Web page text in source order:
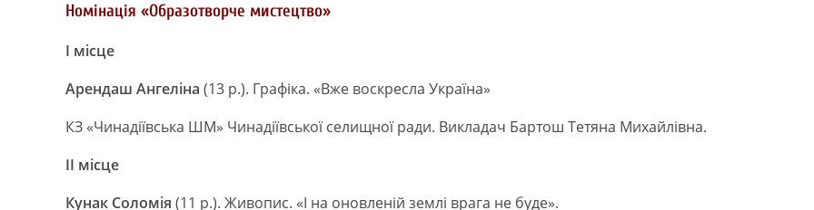
Номінація «Образотворче мистецтво»
І місце
Арендаш Ангеліна (13 р.). Графіка. «Вже воскресла Україна»
КЗ «Чинадіївська ШМ» Чинадіївської селищної ради. Викладач Бартош Тетяна Михайлівна.
ІІ місце
Кунак Соломія (11 р.). Живопис. «І на оновленій землі врага не буде».